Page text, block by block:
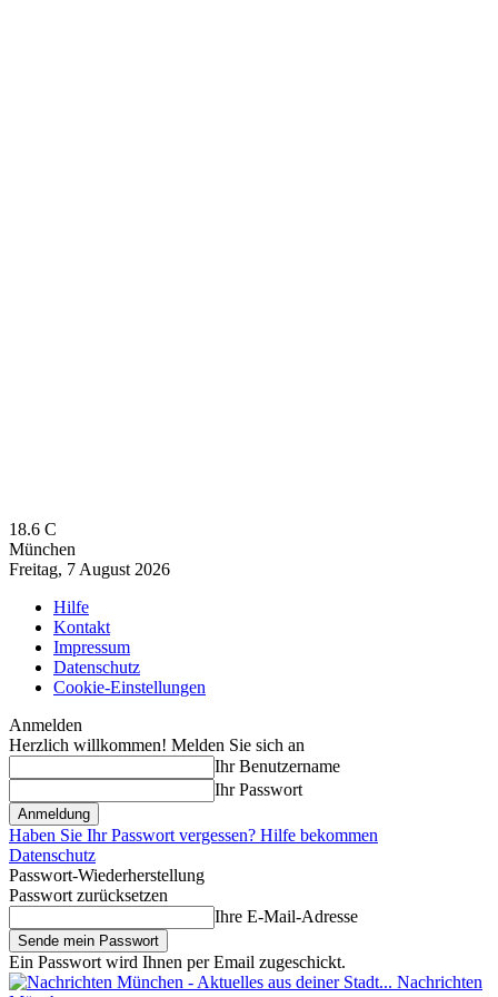
18.6 C
München
Freitag, 7 August 2026
Hilfe
Kontakt
Impressum
Datenschutz
Cookie-Einstellungen
Anmelden
Herzlich willkommen! Melden Sie sich an
Ihr Benutzername
Ihr Passwort
Haben Sie Ihr Passwort vergessen? Hilfe bekommen
Datenschutz
Passwort-Wiederherstellung
Passwort zurücksetzen
Ihre E-Mail-Adresse
Ein Passwort wird Ihnen per Email zugeschickt.
Nachrichten